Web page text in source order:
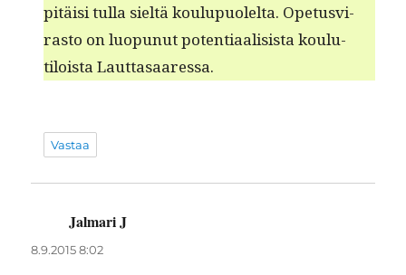
pitäisi tul­la sieltä koulupuolelta. Ope­tusvi­
ras­to on luop­unut poten­ti­aal­i­sista koulu­
tiloista Lauttasaaressa.
Vastaa
Jalmari J
8.9.2015 8:02